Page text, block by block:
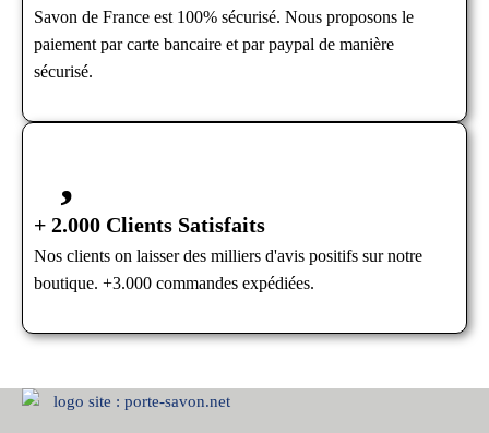
Savon de France est 100% sécurisé. Nous proposons le
paiement par carte bancaire et par paypal de manière
sécurisé.
+ 2.000 Clients Satisfaits
Nos clients on laisser des milliers d'avis positifs sur notre
boutique. +3.000 commandes expédiées.